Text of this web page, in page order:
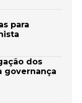
para
dos
governança